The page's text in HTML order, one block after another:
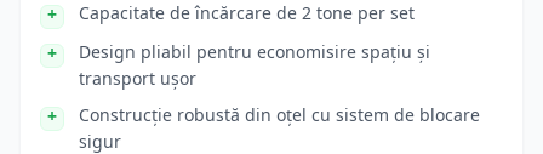
Capacitate de încărcare de 2 tone per set
Design pliabil pentru economisire spațiu și
transport ușor
Construcție robustă din oțel cu sistem de blocare
sigur